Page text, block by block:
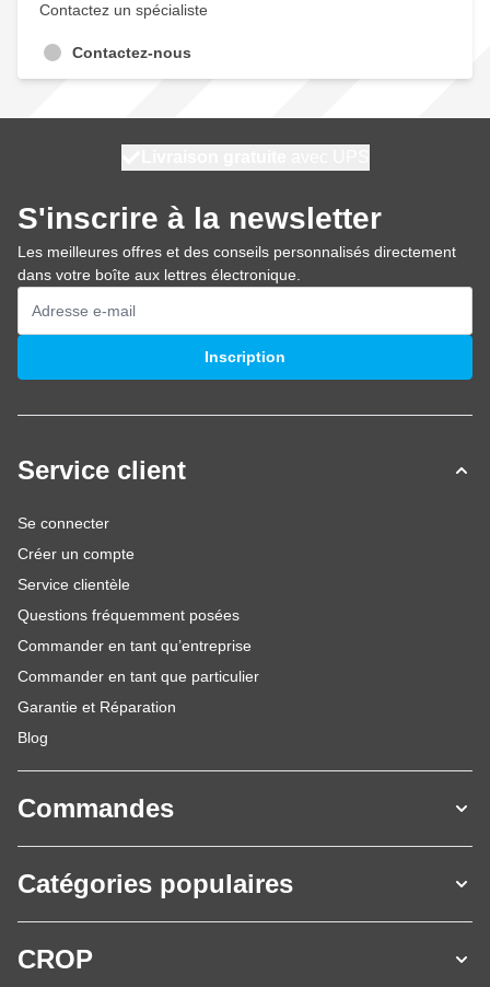
Contactez un spécialiste
Contactez-nous
S'inscrire à la newsletter
Les meilleures offres et des conseils personnalisés directement
dans votre boîte aux lettres électronique.
Adresse mail
Inscription
Service client
Se connecter
Créer un compte
Service clientèle
Questions fréquemment posées
Commander en tant qu’entreprise
Commander en tant que particulier
Garantie et Réparation
Blog
Commandes
Catégories populaires
CROP